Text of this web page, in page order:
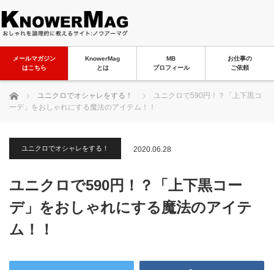
メールマガジン
はこちら
KnowerMag
とは
MB
プロフィール
お仕事の
ご依頼
ホーム ユニクロでオシャレをする！
ユニクロで590円！？「上下黒コ
ーデ」をおしゃれにする魔法のアイテム！！
ユニクロでオシャレをする！ 2020.06.28
ユニクロで590円！？「上下黒コー
デ」をおしゃれにする魔法のアイテ
ム！！